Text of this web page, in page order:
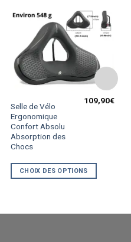
Selle de Vélo
Ergonomique
Confort Absolu
Absorption des
Chocs
109,90€
CHOIX DES OPTIONS
Ce
produit
a
plusieurs
variations.
Les
options
choisies